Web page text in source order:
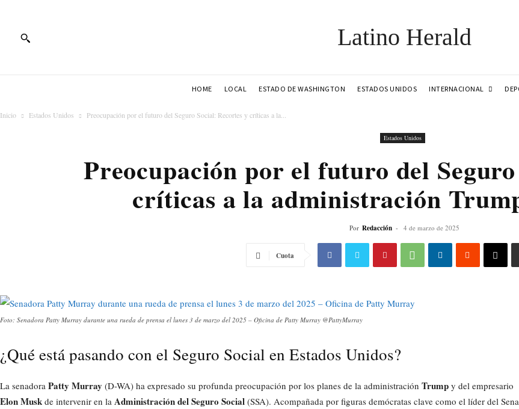
Latino Herald
HOME LOCAL ESTADO DE WASHINGTON ESTADOS UNIDOS INTERNACIONAL
Inicio Estados Unidos Preocupación por el futuro del Seguro Social: Recortes y críticas a la...
Estados Unidos
Preocupación por el futuro del
críticas a la administración
Por Redacción - 4 de marzo de 2025
Cuota
Foto: Senadora Patty Murray durante una rueda de prensa el lunes 3 de marzo del 2025 – Oficina de Patty Murray @PattyMurray
¿Qué está pasando con el Seguro Social en Estados Unidos?
La senadora Patty Murray (D-WA) ha expresado su profunda preocupación por los planes de la administración Trump y del empresario
Elon Musk de intervenir en la Administración del Seguro Social (SSA). Acompañada por figuras demócratas clave como el líder del